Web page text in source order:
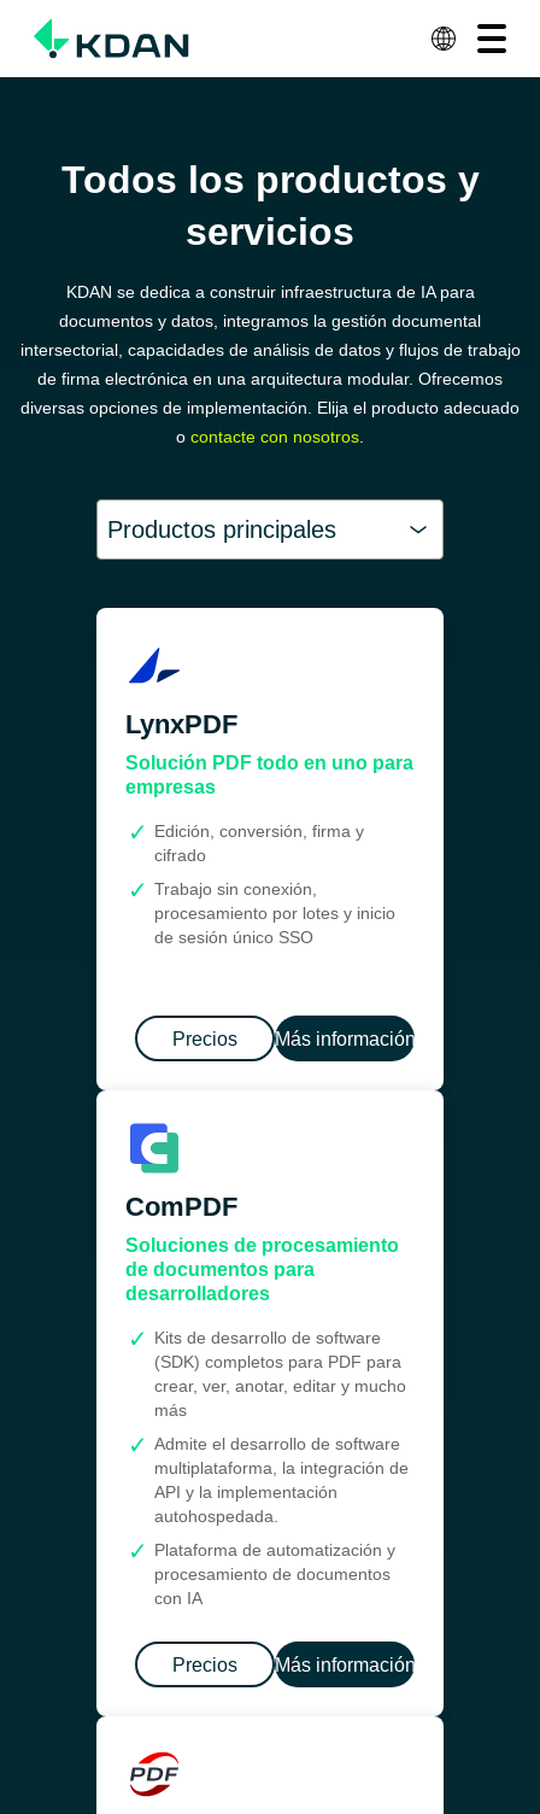
Productos y servicios
Acerca de KDAN
Todos los productos y
servicios
KDAN se dedica a construir infraestructura de IA para
documentos y datos, integramos la gestión documental
intersectorial, capacidades de análisis de datos y flujos de trabajo
de firma electrónica en una arquitectura modular. Ofrecemos
diversas opciones de implementación. Elija el producto adecuado
o contacte con nosotros
Productos principales
LynxPDF
Solución PDF todo en uno para
empresas
Edición, conversión, firma y
cifrado
Trabajo sin conexión,
procesamiento por lotes y inicio
de sesión único SSO
Precios Más información
ComPDF
Soluciones de procesamiento
de documentos para
desarrolladores
Kits de desarrollo de software
(SDK) completos para PDF para
crear, ver, anotar, editar y mucho
más
Admite el desarrollo de software
multiplataforma, la integración de
API y la implementación
autohospedada.
Plataforma de automatización y
procesamiento de documentos
con IA
Precios Más información